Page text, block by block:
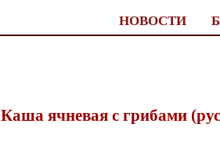
НОВОСТИ
Каша ячневая с грибами